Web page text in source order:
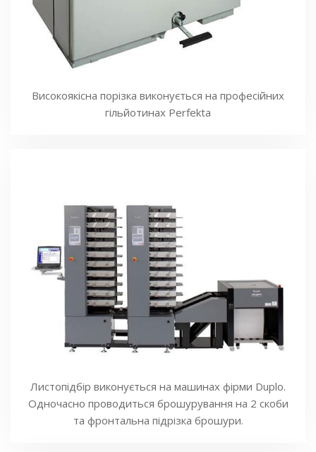
Високоякісна порізка виконується на професійних
гільйотинах Perfekta
Листопідбір виконується на машинах фірми Duplo.
Одночасно проводиться брошурування на 2 скоби
та фронтальна підрізка брошури.